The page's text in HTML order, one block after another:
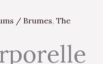
/ Brumes, The